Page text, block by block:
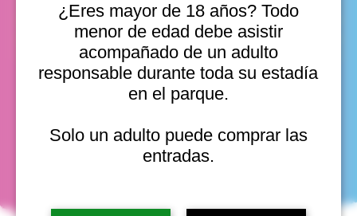
¿Eres mayor de 18 años? Todo
menor de edad debe asistir
acompañado de un adulto
responsable durante toda su estadía
en el parque.
Solo un adulto puede comprar las
entradas.
vie, 07 ago, 10:00 a. m.
vie, 07 ago, 11:00 a. m.
vie, 07 ago, 12:00 p. m.
Ver 22
fechas